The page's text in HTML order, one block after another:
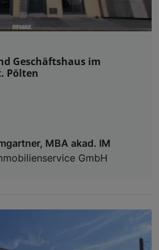
Geschäftshaus im
Pölten
MBA akad. IM
GmbH